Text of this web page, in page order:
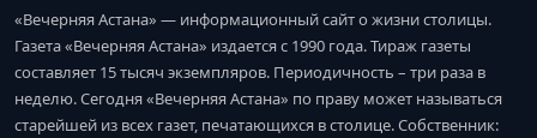
«Вечерняя Астана» — информационный сайт о жизни столицы.
Газета «Вечерняя Астана» издается с 1990 года. Тираж газеты
составляет 15 тысяч экземпляров. Периодичность – три раза в
неделю. Сегодня «Вечерняя Астана» по праву может называться
старейшей из всех газет, печатающихся в столице. Собственник: